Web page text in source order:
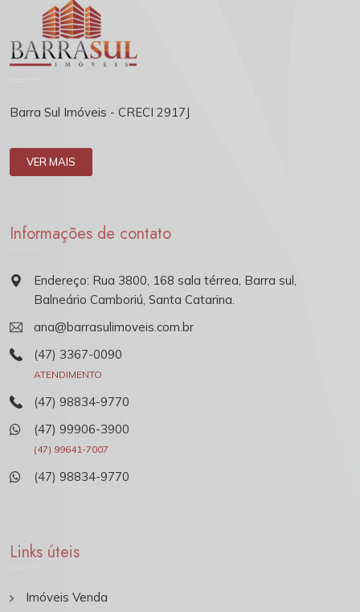
Barra Sul Imóveis - CRECI 2917J
VER MAIS
Informações de contato
Endereço: Rua 3800, 168 sala térrea, Barra sul,
Balneário Camboriú, Santa Catarina.
ana@barrasulimoveis.com.br
(47) 3367-0090
ATENDIMENTO
(47) 98834-9770
(47) 99906-3900
(47) 99641-7007
(47) 98834-9770
Links úteis
Imóveis Venda